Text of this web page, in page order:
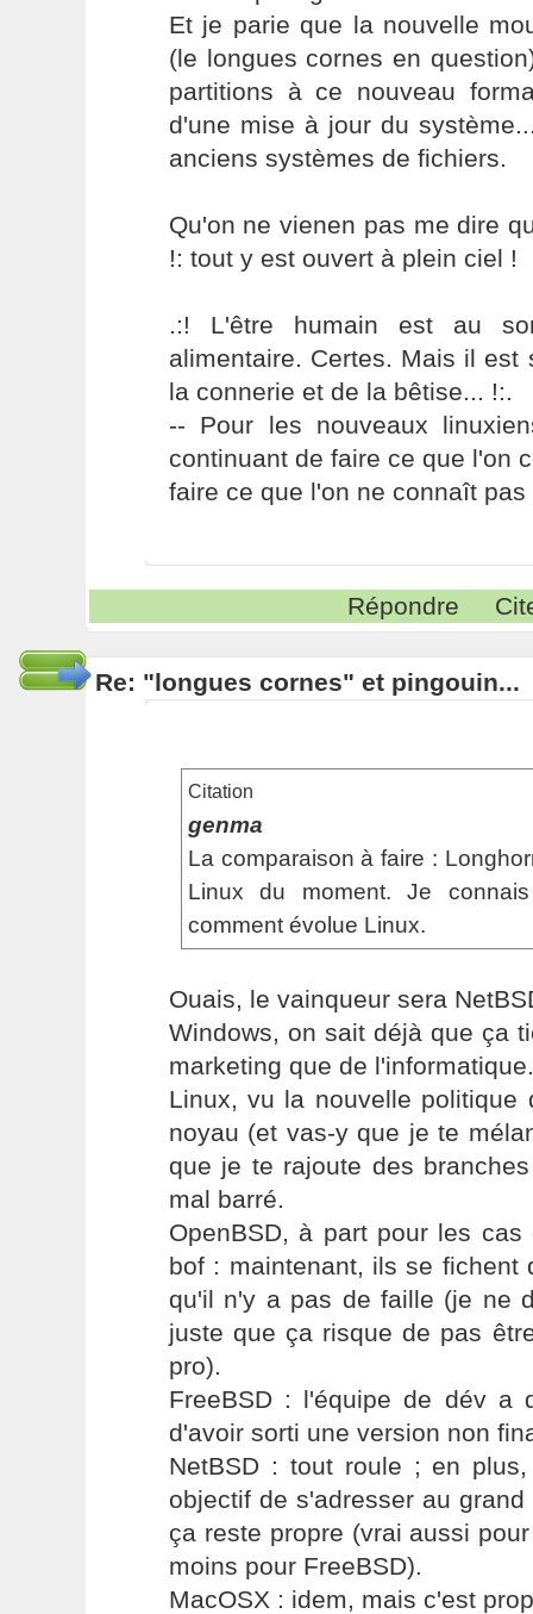
Et je parie que la nouvelle
(le longues cornes en
partitions à ce nouveau
d'une mise à jour du
anciens systèmes de fichiers.
Qu'on ne vienen pas me dire
!: tout y est ouvert à plein ciel !
.:! L'être humain est au
alimentaire. Certes. Mais il est
la connerie et de la bêtise... !:.
-- Pour les nouveaux
continuant de faire ce que l'on
faire ce que l'on ne connaît pas
Répondre
Re: "longues cornes" et pingouin...
Citation
genma
La comparaison à faire :
Linux du moment. Je
comment évolue Linux.
Ouais, le vainqueur sera
Windows, on sait déjà que ça
marketing que de l'informatique.
Linux, vu la nouvelle politique
noyau (et vas-y que je te
que je te rajoute des
mal barré.
OpenBSD, à part pour les
bof : maintenant, ils se fichent
qu'il n'y a pas de faille (je ne
juste que ça risque de pas
pro).
FreeBSD : l'équipe de dév a
d'avoir sorti une version non
NetBSD : tout roule ; en
objectif de s'adresser au
ça reste propre (vrai aussi
moins pour FreeBSD).
MacOSX : idem, mais c'est